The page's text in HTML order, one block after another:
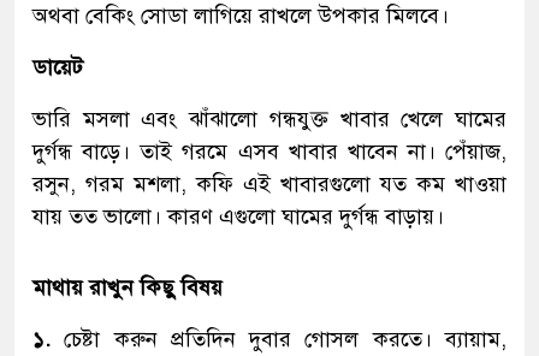
অথবা বেকিং সোডা লাগিয়ে রাখলে উপকার মিলবে।
ডায়েট
ভারি মসলা এবং ঝাঁঝালো গন্ধযুক্ত খাবার খেলে ঘামের
দুর্গন্ধ বাড়ে। তাই গরমে এসব খাবার খাবেন না। পেঁয়াজ,
রসুন, গরম মশলা, কফি এই খাবারগুলো যত কম খাওয়া
যায় তত ভালো। কারণ এগুলো ঘামের দুর্গন্ধ বাড়ায়।
মাথায় রাখুন কিছু বিষয়
১. চেষ্টা করুন প্রতিদিন দুবার গোসল করতে। ব্যায়াম,